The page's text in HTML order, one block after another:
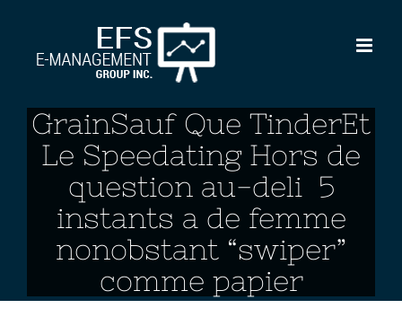
content
GrainSauf Que TinderEt
Le Speedating Hors de
question au-deli 5
instants a de femme
nonobstant “swiper”
comme papier